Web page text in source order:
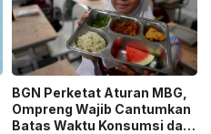
BGN Perketat Aturan MBG,
Ompreng Wajib Cantumkan
Batas Waktu Konsumsi dan